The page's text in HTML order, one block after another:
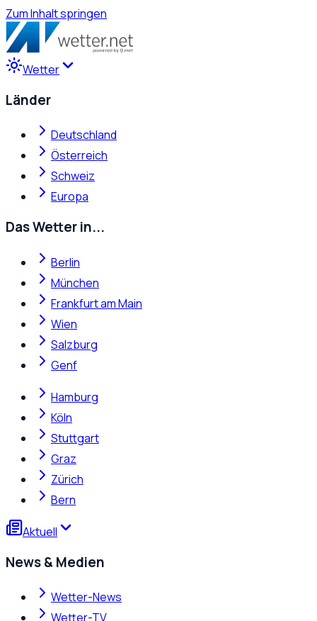
Zum Inhalt springen
Wetter
Länder
Deutschland
Österreich
Schweiz
Europa
Das Wetter in...
Berlin
München
Frankfurt am Main
Wien
Salzburg
Genf
Hamburg
Köln
Stuttgart
Graz
Zürich
Bern
Aktuell
News & Medien
Wetter-News
Wetter-TV